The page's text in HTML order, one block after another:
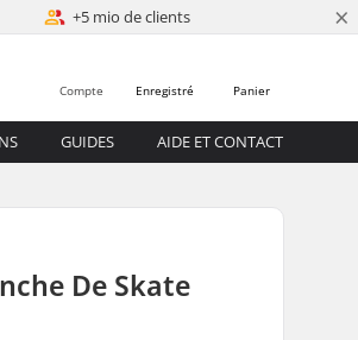
+5 mio de clients ×
Panier
Enregistré
Compte
GUIDES AIDE ET CONTACT
De Skate